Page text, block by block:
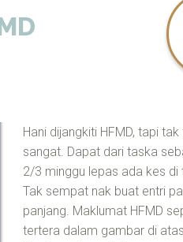
Hani dijangkiti HFMD, tapi
sangat. Dapat dari taska
2/3 minggu lepas ada kes di
Tak sempat nak buat entri
panjang. Maklumat HFMD
tertera dalam gambar di